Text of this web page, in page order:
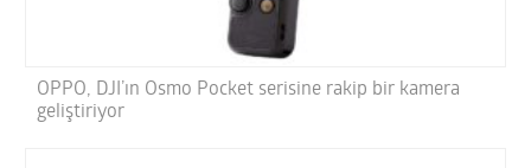
OPPO, DJI’ın Osmo Pocket serisine rakip bir kamera
geliştiriyor